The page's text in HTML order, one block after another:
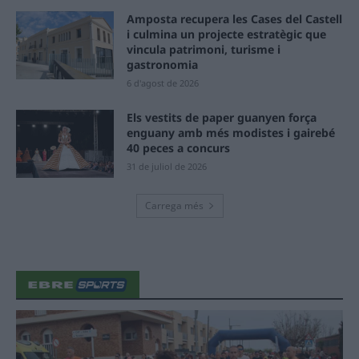
Amposta recupera les Cases del Castell
i culmina un projecte estratègic que
vincula patrimoni, turisme i
gastronomia
6 d'agost de 2026
Els vestits de paper guanyen força
enguany amb més modistes i gairebé
40 peces a concurs
31 de juliol de 2026
Carrega més